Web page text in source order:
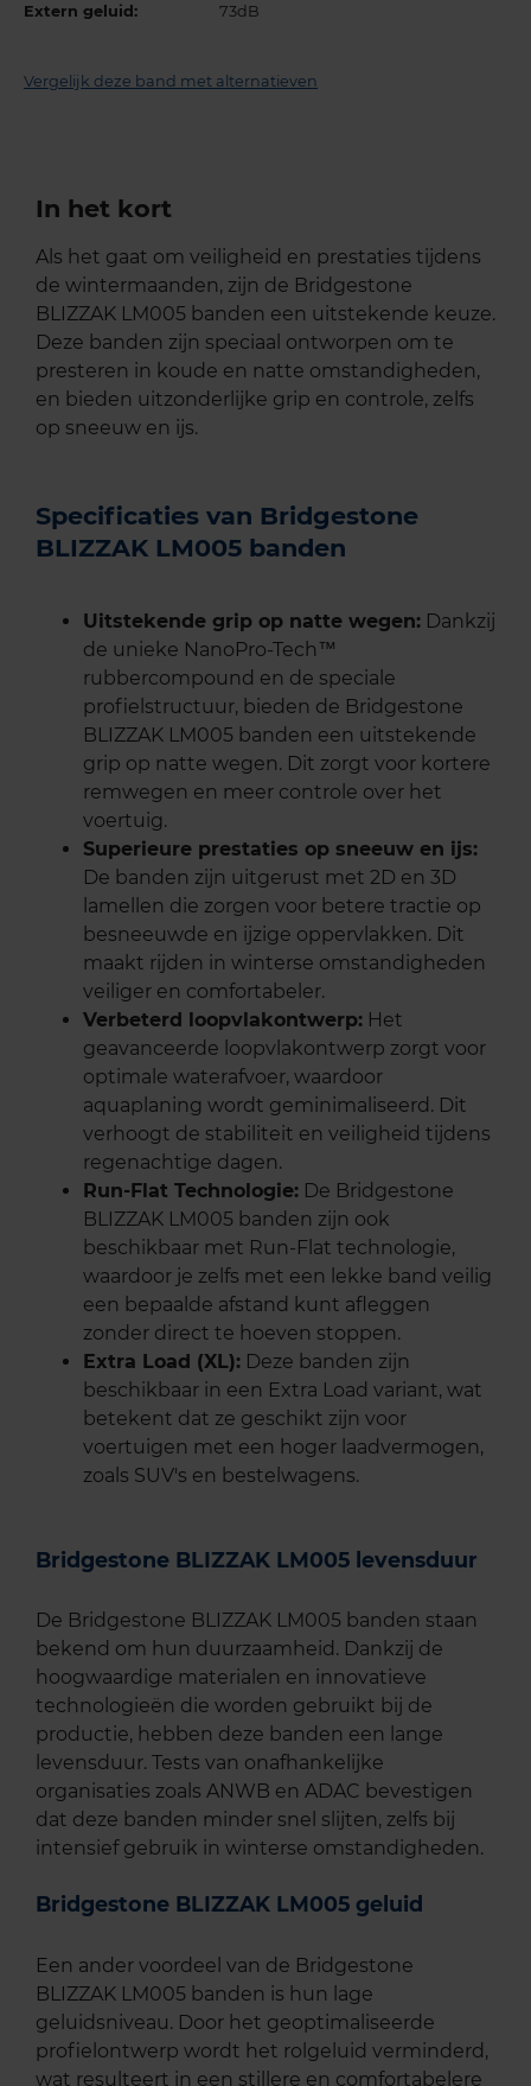
Extern geluid: 73dB
Vergelijk deze band met alternatieven
In het kort
Als het gaat om veiligheid en prestaties tijdens
de wintermaanden, zijn de Bridgestone
BLIZZAK LM005 banden een uitstekende keuze.
Deze banden zijn speciaal ontworpen om te
presteren in koude en natte omstandigheden,
en bieden uitzonderlijke grip en controle, zelfs
op sneeuw en ijs.
Specificaties van Bridgestone
BLIZZAK LM005 banden
Uitstekende grip op natte wegen: Dankzij
de unieke NanoPro-Tech™
rubbercompound en de speciale
profielstructuur, bieden de Bridgestone
BLIZZAK LM005 banden een uitstekende
grip op natte wegen. Dit zorgt voor kortere
remwegen en meer controle over het
voertuig.
Superieure prestaties op sneeuw en ijs:
De banden zijn uitgerust met 2D en 3D
lamellen die zorgen voor betere tractie op
besneeuwde en ijzige oppervlakken. Dit
maakt rijden in winterse omstandigheden
veiliger en comfortabeler.
Verbeterd loopvlakontwerp: Het
geavanceerde loopvlakontwerp zorgt voor
optimale waterafvoer, waardoor
aquaplaning wordt geminimaliseerd. Dit
verhoogt de stabiliteit en veiligheid tijdens
regenachtige dagen.
Run-Flat Technologie: De Bridgestone
BLIZZAK LM005 banden zijn ook
beschikbaar met Run-Flat technologie,
waardoor je zelfs met een lekke band veilig
een bepaalde afstand kunt afleggen
zonder direct te hoeven stoppen.
Extra Load (XL): Deze banden zijn
beschikbaar in een Extra Load variant, wat
betekent dat ze geschikt zijn voor
voertuigen met een hoger laadvermogen,
zoals SUV's en bestelwagens.
Bridgestone BLIZZAK LM005 levensduur
De Bridgestone BLIZZAK LM005 banden staan
bekend om hun duurzaamheid. Dankzij de
hoogwaardige materialen en innovatieve
technologieën die worden gebruikt bij de
productie, hebben deze banden een lange
levensduur. Tests van onafhankelijke
organisaties zoals ANWB en ADAC bevestigen
dat deze banden minder snel slijten, zelfs bij
intensief gebruik in winterse omstandigheden.
Bridgestone BLIZZAK LM005 geluid
Een ander voordeel van de Bridgestone
BLIZZAK LM005 banden is hun lage
geluidsniveau. Door het geoptimaliseerde
profielontwerp wordt het rolgeluid verminderd,
wat resulteert in een stillere en comfortabelere